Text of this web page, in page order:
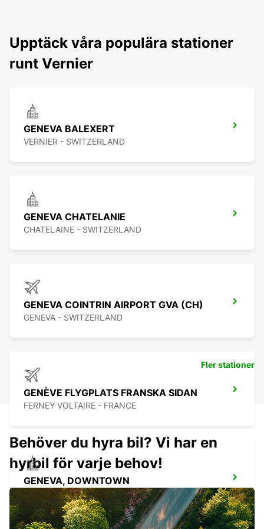
Upptäck våra populära stationer
runt Vernier
GENEVA BALEXERT
VERNIER - SWITZERLAND
GENEVA CHATELANIE
CHATELAINE - SWITZERLAND
GENEVA COINTRIN AIRPORT GVA (CH)
GENEVA - SWITZERLAND
GENÈVE FLYGPLATS FRANSKA SIDAN
FERNEY VOLTAIRE - FRANCE
GENEVA, DOWNTOWN
GENEVA - SWITZERLAND
Fler stationer
Behöver du hyra bil? Vi har en
hyrbil för varje behov!